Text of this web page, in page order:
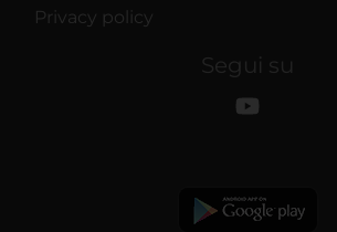
Privacy policy
Segui su